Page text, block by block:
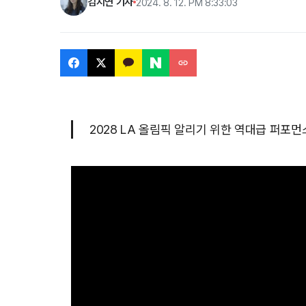
2028 LA 올림픽 알리기 위한 역대급 퍼포먼